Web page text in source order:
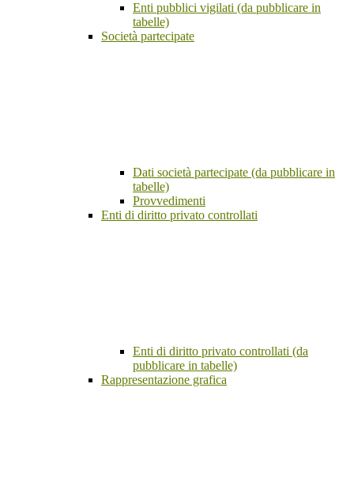
Enti pubblici vigilati (da pubblicare in
tabelle)
Società partecipate
Dati società partecipate (da pubblicare in
tabelle)
Provvedimenti
Enti di diritto privato controllati
Enti di diritto privato controllati (da
pubblicare in tabelle)
Rappresentazione grafica